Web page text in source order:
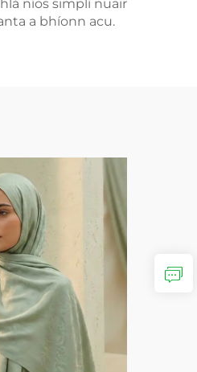
níos simplí nuair
a bhíonn acu.